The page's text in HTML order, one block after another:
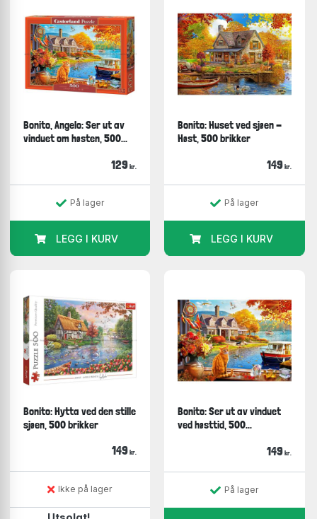
Bonito, Angelo: Ser ut av
vinduet om høsten, 500...
129 kr.
På lager
LEGG I KURV
Bonito: Huset ved sjøen -
Høst, 500 brikker
149 kr.
På lager
LEGG I KURV
Bonito: Hytta ved den stille
sjøen, 500 brikker
149 kr.
Ikke på lager
Bonito: Ser ut av vinduet
ved høsttid, 500...
149 kr.
På lager